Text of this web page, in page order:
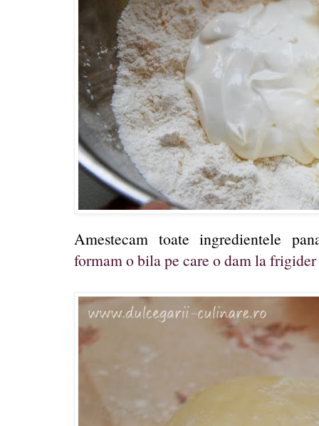
Amestecam toate ingredientele
formam o bila pe care o dam la